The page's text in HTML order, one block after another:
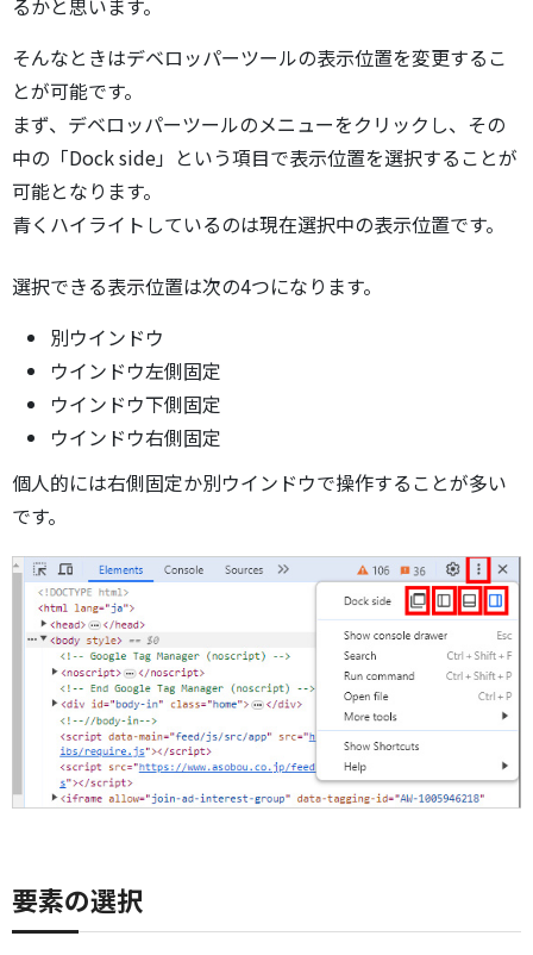
るかと思います。
そんなときはデベロッパーツールの表示位置を変更するこ
とが可能です。
まず、デベロッパーツールのメニューをクリックし、その
中の「Dock side」という項目で表示位置を選択することが
可能となります。
青くハイライトしているのは現在選択中の表示位置です。
選択できる表示位置は次の4つになります。
別ウインドウ
ウインドウ左側固定
ウインドウ下側固定
ウインドウ右側固定
個人的には右側固定か別ウインドウで操作することが多い
です。
要素の選択